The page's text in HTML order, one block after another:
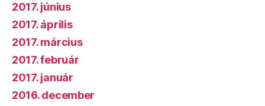
2017. június
2017. április
2017. március
2017. február
2017. január
2016. december